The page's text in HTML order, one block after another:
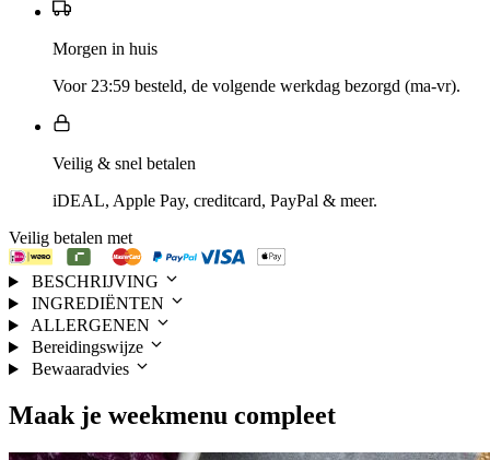
Morgen in huis
Voor 23:59 besteld, de volgende werkdag bezorgd (ma-vr).
Veilig & snel betalen
iDEAL, Apple Pay, creditcard, PayPal & meer.
Veilig betalen met
BESCHRIJVING
INGREDIËNTEN
ALLERGENEN
Bereidingswijze
Bewaaradvies
Maak je weekmenu compleet